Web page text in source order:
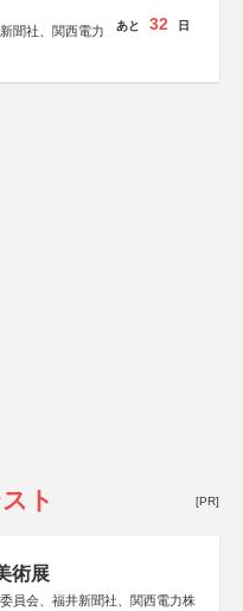
聞社、関西電力
あと 32 日
ト [PR]
術展
員会、福井新聞社、関西電力株